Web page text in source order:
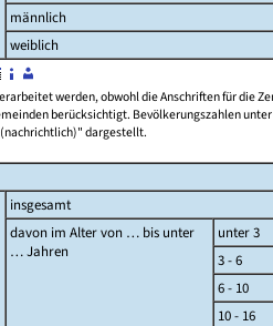
männlich
weiblich
werden, obwohl die Anschriften für die
berücksichtigt. Bevölkerungszahlen
(nachrichtlich)" dargestellt.
insgesamt
davon im Alter von … bis unter
… Jahren
unter 3
3 - 6
6 - 10
10 - 16